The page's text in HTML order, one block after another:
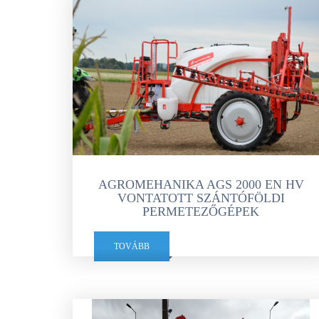
AGROMEHANIKA AGS 2000 EN HV
VONTATOTT SZÁNTÓFÖLDI
PERMETEZŐGÉPEK
TOVÁBB